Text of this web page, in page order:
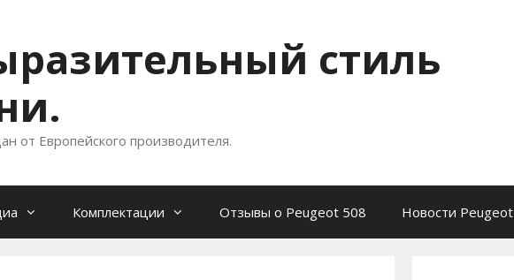
стиль
от Европейского производителя.
Комплектации Отзывы о Peugeot 508 Новости Peugeot